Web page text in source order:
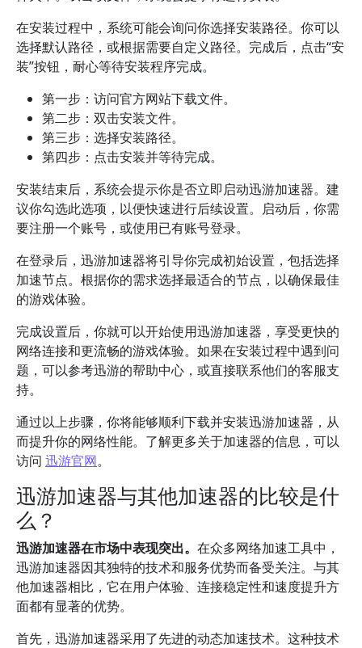
在安装过程中，系统可能会询问你选择安装路径。你可以
选择默认路径，或根据需要自定义路径。完成后，点击“安
装”按钮，耐心等待安装程序完成。
第一步：访问官方网站下载文件。
第二步：双击安装文件。
第三步：选择安装路径。
第四步：点击安装并等待完成。
安装结束后，系统会提示你是否立即启动迅游加速器。建
议你勾选此选项，以便快速进行后续设置。启动后，你需
要注册一个账号，或使用已有账号登录。
在登录后，迅游加速器将引导你完成初始设置，包括选择
加速节点。根据你的需求选择最适合的节点，以确保最佳
的游戏体验。
完成设置后，你就可以开始使用迅游加速器，享受更快的
网络连接和更流畅的游戏体验。如果在安装过程中遇到问
题，可以参考迅游的帮助中心，或直接联系他们的客服支
持。
通过以上步骤，你将能够顺利下载并安装迅游加速器，从
而提升你的网络性能。了解更多关于加速器的信息，可以
访问 迅游官网。
迅游加速器与其他加速器的比较是什
么？
迅游加速器在市场中表现突出。 在众多网络加速工具中，
迅游加速器因其独特的技术和服务优势而备受关注。与其
他加速器相比，它在用户体验、连接稳定性和速度提升方
面都有显著的优势。
首先，迅游加速器采用了先进的动态加速技术。这种技术